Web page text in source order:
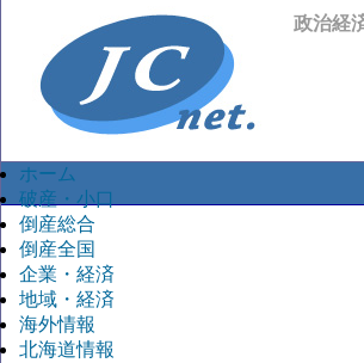
政治経
ホーム
破産・小口
倒産総合
倒産全国
企業・経済
地域・経済
海外情報
北海道情報